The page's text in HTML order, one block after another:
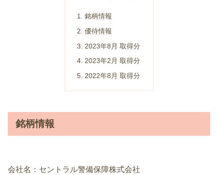
銘柄情報
優待情報
2023年8月 取得分
2023年2月 取得分
2022年8月 取得分
銘柄情報
会社名：セントラル警備保障株式会社